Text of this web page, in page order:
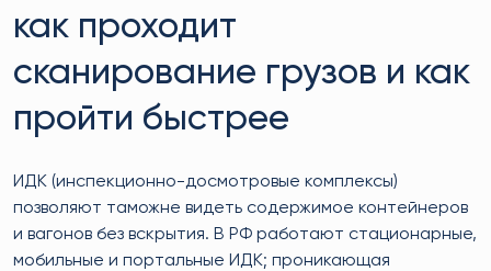
как проходит
сканирование грузов и как
пройти быстрее
ИДК (инспекционно-досмотровые комплексы)
позволяют таможне видеть содержимое контейнеров
и вагонов без вскрытия. В РФ работают стационарные,
мобильные и портальные ИДК; проникающая